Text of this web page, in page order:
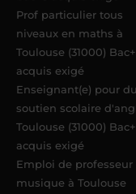
Prof particulier tous
niveaux en maths à
Toulouse (31000)
acquis exigé
Enseignant(e) pour du
soutien scolaire
Toulouse (31000)
acquis exigé
Emploi de professeur
musique à Toulouse